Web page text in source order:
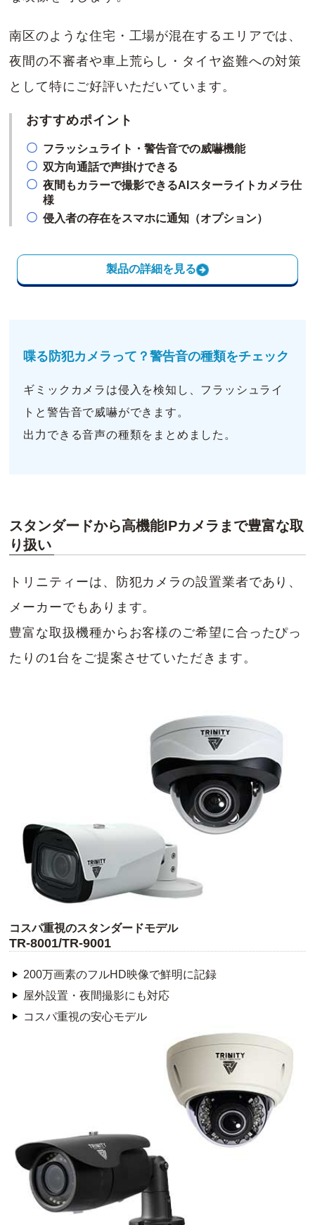
南区のような住宅・工場が混在するエリアでは、
夜間の不審者や車上荒らし・タイヤ盗難への対策
として特にご好評いただいています。
おすすめポイント
フラッシュライト・警告音での威嚇機能
双方向通話で声掛けできる
夜間もカラーで撮影できるAIスターライトカメラ仕
様
侵入者の存在をスマホに通知（オプション）
製品の詳細を見る
喋る防犯カメラって？警告音の種類をチェック
ギミックカメラは侵入を検知し、フラッシュライ
トと警告音で威嚇ができます。
出力できる音声の種類をまとめました。
スタンダードから高機能IPカメラまで豊富な取
り扱い
トリニティーは、防犯カメラの設置業者であり、
メーカーでもあります。
豊富な取扱機種からお客様のご希望に合ったぴっ
たりの1台をご提案させていただきます。
コスパ重視のスタンダードモデル
TR-8001/TR-9001
200万画素のフルHD映像で鮮明に記録
屋外設置・夜間撮影にも対応
コスパ重視の安心モデル